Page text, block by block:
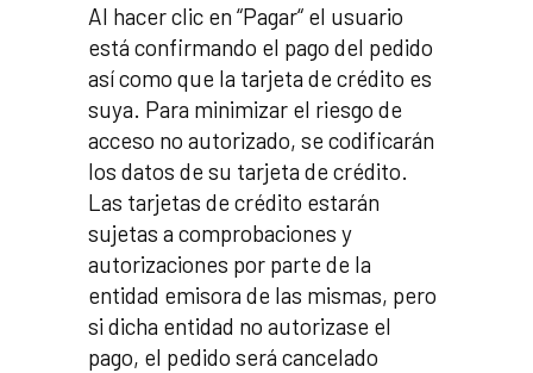
Al hacer clic en “Pagar“ el usuario
está confirmando el pago del pedido
así como que la tarjeta de crédito es
suya. Para minimizar el riesgo de
acceso no autorizado, se codificarán
los datos de su tarjeta de crédito.
Las tarjetas de crédito estarán
sujetas a comprobaciones y
autorizaciones por parte de la
entidad emisora de las mismas, pero
si dicha entidad no autorizase el
pago, el pedido será cancelado